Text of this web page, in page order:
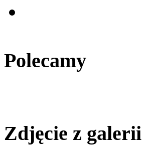
Polecamy
Zdjęcie z galerii